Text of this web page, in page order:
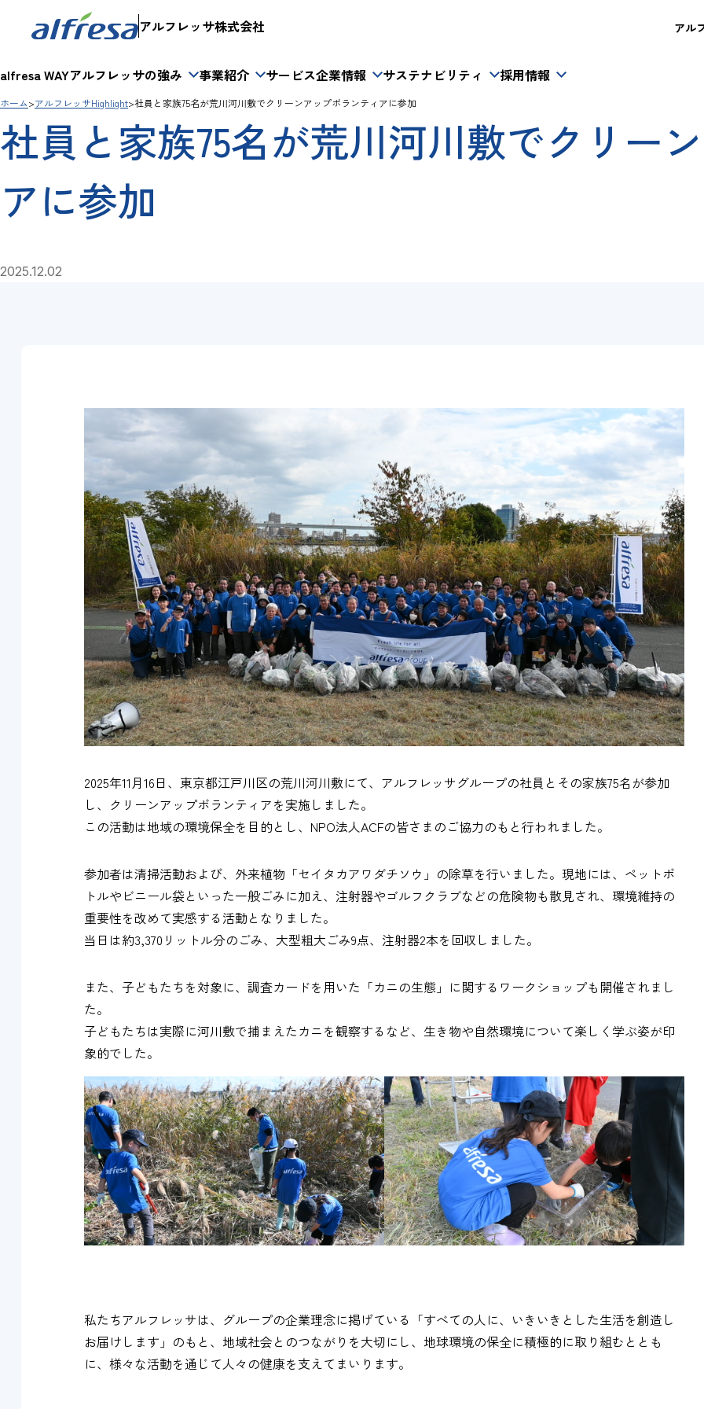
内容をスキップする
アルフレッサ株式会社
alfresa WAYアルフレッサの強み 事業紹介 サービス企業情報 サステナビリティ 採用情報
アル
ホーム アルフレッサHighlight 社員と家族75名が荒川河川敷でクリーンアップボランティアに参加
社員と家族75名が荒川河川敷でクリー
アに参加
2025.12.02
2025年11月16日、東京都江戸川区の荒川河川敷にて、アルフレッサグループの社員とその家族75名が参加
し、クリーンアップボランティアを実施しました。
この活動は地域の環境保全を目的とし、NPO法人ACFの皆さまのご協力のもと行われました。
参加者は清掃活動および、外来植物「セイタカアワダチソウ」の除草を行いました。現地には、ペットボ
トルやビニール袋といった一般ごみに加え、注射器やゴルフクラブなどの危険物も散見され、環境維持の
重要性を改めて実感する活動となりました。
当日は約3,370リットル分のごみ、大型粗大ごみ9点、注射器2本を回収しました。
また、子どもたちを対象に、調査カードを用いた「カニの生態」に関するワークショップも開催されまし
た。
子どもたちは実際に河川敷で捕まえたカニを観察するなど、生き物や自然環境について楽しく学ぶ姿が印
象的でした。
私たちアルフレッサは、グループの企業理念に掲げている「すべての人に、いきいきとした生活を創造し
お届けします」のもと、地域社会とのつながりを大切にし、地球環境の保全に積極的に取り組むととも
に、様々な活動を通じて人々の健康を支えてまいります。